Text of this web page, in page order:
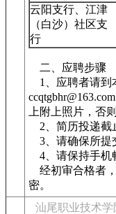
云阳支行、江津
（白沙）社区支
行
二、应聘步骤
1、应聘者请到
上附上照片，否
2、简历投递截
3、请确保所提
4、请保持手机
经初审合格者
密。
汕尾职业技术学